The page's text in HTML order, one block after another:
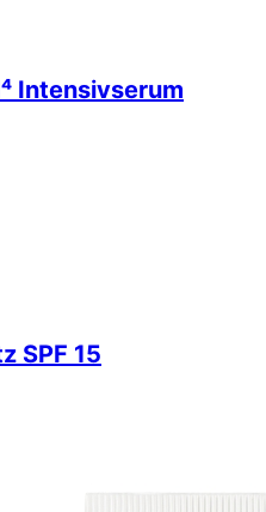
Intensivserum
SPF 15